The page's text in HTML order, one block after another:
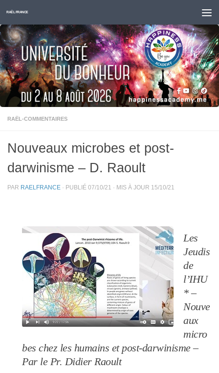
Skip to content
RAËL FRANCE
RAËL-COMMENTAIRES
Nouveaux microbes et post-
darwinisme – D. Raoult
PAR RAELFRANCE · PUBLIÉ 07/10/21 · MIS À JOUR 15/10/21
Les
Jeudis
de
l’IHU
* –
Nouve
aux
micro
bes chez les humains et post-darwinisme –
Par le Pr. Didier Raoult